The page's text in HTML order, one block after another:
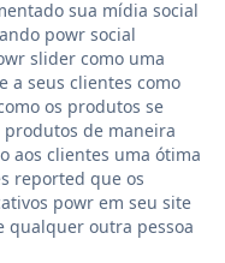
sua mídia social
powr social
slider como uma
a seus clientes como
os produtos se
produtos de maneira
aos clientes uma ótima
reported que os
powr em seu site
qualquer outra pessoa